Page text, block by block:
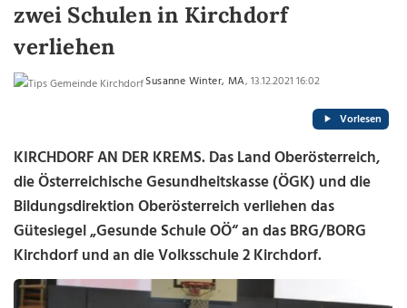
zwei Schulen in Kirchdorf
verliehen
Susanne Winter, MA, 13.12.2021 16:02
Vorlesen
KIRCHDORF AN DER KREMS. Das Land Oberösterreich,
die Österreichische Gesundheitskasse (ÖGK) und die
Bildungsdirektion Oberösterreich verliehen das
Gütesiegel „Gesunde Schule OÖ“ an das BRG/BORG
Kirchdorf und an die Volksschule 2 Kirchdorf.